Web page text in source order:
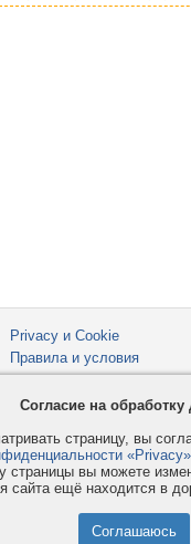
Privacy и Cookie
Правила и условия
Согласие на
страницу, вы
«Privacy»
страницы вы можете
сайта ещё находится в